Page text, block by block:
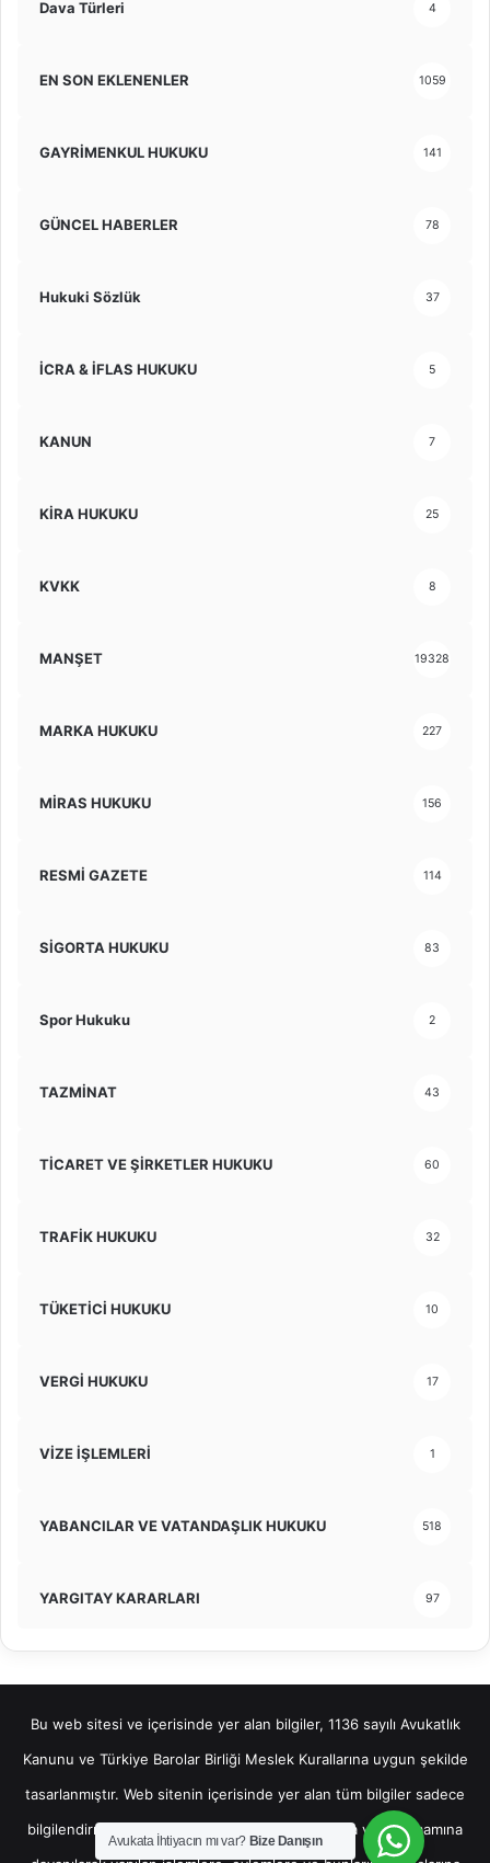
Dava Türleri 4
EN SON EKLENENLER 1059
GAYRİMENKUL HUKUKU 141
GÜNCEL HABERLER 78
Hukuki Sözlük 37
İCRA & İFLAS HUKUKU 5
KANUN 7
KİRA HUKUKU 25
KVKK 8
MANŞET 19328
MARKA HUKUKU 227
MİRAS HUKUKU 156
RESMİ GAZETE 114
SİGORTA HUKUKU 83
Spor Hukuku 2
TAZMİNAT 43
TİCARET VE ŞİRKETLER HUKUKU 60
TRAFİK HUKUKU 32
TÜKETİCİ HUKUKU 10
VERGİ HUKUKU 17
VİZE İŞLEMLERİ 1
YABANCILAR VE VATANDAŞLIK HUKUKU 518
YARGITAY KARARLARI 97
Bu web sitesi ve içerisinde yer alan bilgiler, 1136 sayılı Avukatlık
Kanunu ve Türkiye Barolar Birliği Meslek Kurallarına uygun şekilde
tasarlanmıştır. Web sitenin içerisinde yer alan tüm bilgiler sadece
bilgilendirme amaçlı olup, bu bilgilerin bir kısmına veya tamamına
Avukata İhtiyacın mı var? Bize Danışın